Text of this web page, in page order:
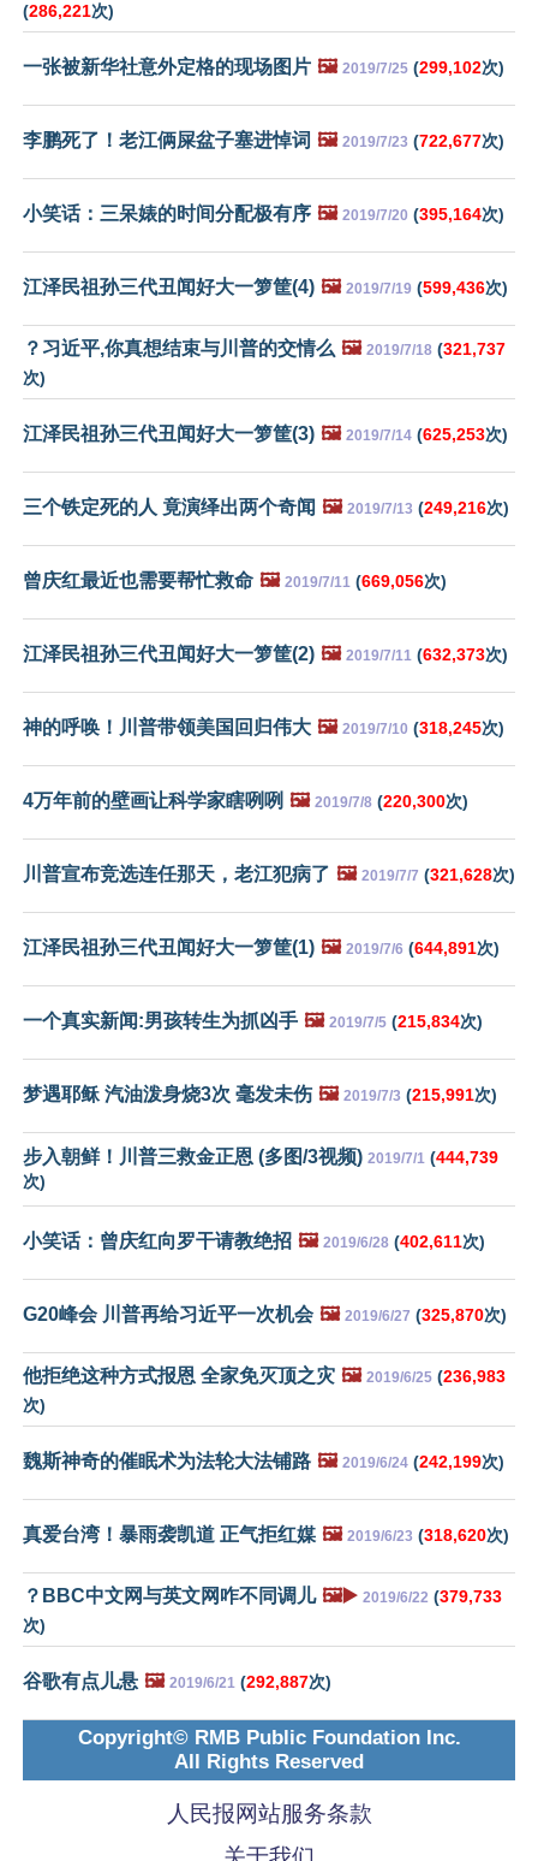
(286,221次)
一张被新华社意外定格的现场图片 🖼️ 2019/7/25 (299,102次)
李鹏死了！老江俩屎盆子塞进悼词 🖼️ 2019/7/23 (722,677次)
小笑话：三呆婊的时间分配极有序 🖼️ 2019/7/20 (395,164次)
江泽民祖孙三代丑闻好大一箩筐(4) 🖼️ 2019/7/19 (599,436次)
？习近平,你真想结束与川普的交情么 🖼️ 2019/7/18 (321,737
次)
江泽民祖孙三代丑闻好大一箩筐(3) 🖼️ 2019/7/14 (625,253次)
三个铁定死的人 竟演绎出两个奇闻 🖼️ 2019/7/13 (249,216次)
曾庆红最近也需要帮忙救命 🖼️ 2019/7/11 (669,056次)
江泽民祖孙三代丑闻好大一箩筐(2) 🖼️ 2019/7/11 (632,373次)
神的呼唤！川普带领美国回归伟大 🖼️ 2019/7/10 (318,245次)
4万年前的壁画让科学家瞎咧咧 🖼️ 2019/7/8 (220,300次)
川普宣布竞选连任那天，老江犯病了 🖼️ 2019/7/7 (321,628次)
江泽民祖孙三代丑闻好大一箩筐(1) 🖼️ 2019/7/6 (644,891次)
一个真实新闻:男孩转生为抓凶手 🖼️ 2019/7/5 (215,834次)
梦遇耶稣 汽油泼身烧3次 毫发未伤 🖼️ 2019/7/3 (215,991次)
步入朝鲜！川普三救金正恩 (多图/3视频) 2019/7/1 (444,739
次)
小笑话：曾庆红向罗干请教绝招 🖼️ 2019/6/28 (402,611次)
G20峰会 川普再给习近平一次机会 🖼️ 2019/6/27 (325,870次)
他拒绝这种方式报恩 全家免灭顶之灾 🖼️ 2019/6/25 (236,983
次)
魏斯神奇的催眠术为法轮大法铺路 🖼️ 2019/6/24 (242,199次)
真爱台湾！暴雨袭凯道 正气拒红媒 🖼️ 2019/6/23 (318,620次)
？BBC中文网与英文网咋不同调儿 🖼️▶️ 2019/6/22 (379,733
次)
谷歌有点儿悬 🖼️ 2019/6/21 (292,887次)
Copyright© RMB Public Foundation Inc.
All Rights Reserved
人民报网站服务条款